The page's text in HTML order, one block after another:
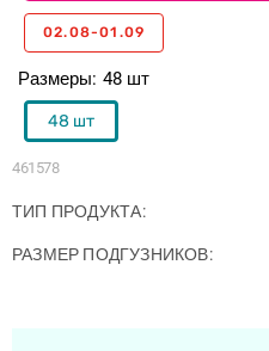
461578
Размеры 48 шт
48 шт
02.08-01.09
ТИП ПРОДУКТА
РАЗМЕР ПОДГУЗНИКОВ